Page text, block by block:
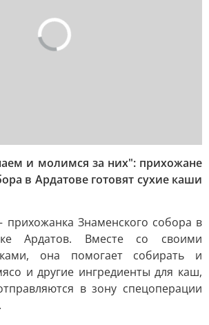
и молимся за них": прихожане
в Ардатове готовят сухие каши
прихожанка Знаменского собора в
Ардатов. Вместе со своими
она помогает собирать и
и другие ингредиенты для каш,
в зону спецоперации